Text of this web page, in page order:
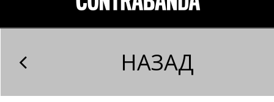
НАЗАД